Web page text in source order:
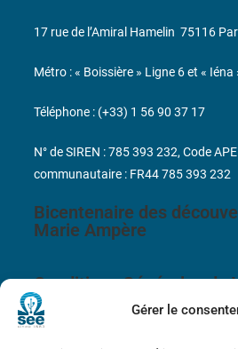
Gérer le
Bicentenaire des
Marie Ampère
Conditions Générales de
17 rue de l’Amiral Hamelin 75116
Métro : « Boissière » Ligne 6 et « Iéna
Téléphone : (+33) 1 56 90 37 17
N° de SIREN : 785 393 232, Code
communautaire : FR44 785 393 232